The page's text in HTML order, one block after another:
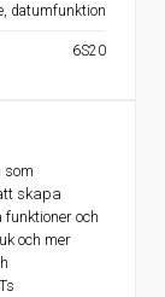
som
skapa
och
och mer
datumfunktion
6S20